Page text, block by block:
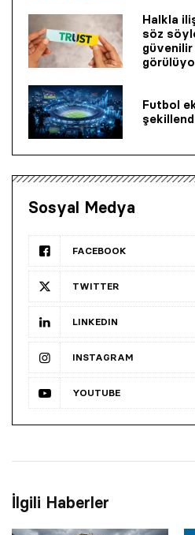
Halkla
söz
Futbol
Sosyal Medya
FACEBOOK
TWITTER
LINKEDIN
INSTAGRAM
YOUTUBE
İlgili Haberler